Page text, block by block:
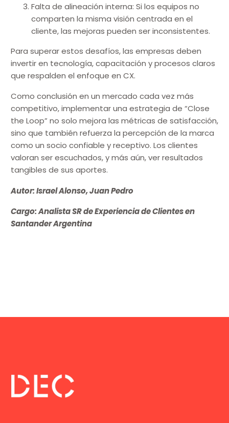
Falta de alineación interna: Si los equipos no
comparten la misma visión centrada en el
cliente, las mejoras pueden ser inconsistentes.
Para superar estos desafíos, las empresas deben
invertir en tecnología, capacitación y procesos claros
que respalden el enfoque en CX.
Como conclusión en un mercado cada vez más
competitivo, implementar una estrategia de “Close
the Loop” no solo mejora las métricas de satisfacción,
sino que también refuerza la percepción de la marca
como un socio confiable y receptivo. Los clientes
valoran ser escuchados, y más aún, ver resultados
tangibles de sus aportes.
Autor: Israel Alonso, Juan Pedro
Cargo: Analista SR de Experiencia de Clientes en
Santander Argentina